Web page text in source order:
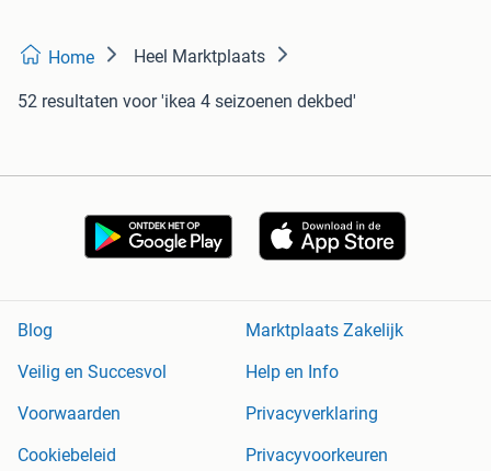
Home Heel Marktplaats
52 resultaten voor 'ikea 4 seizoenen dekbed'
Blog
Marktplaats Zakelijk
Veilig en Succesvol
Help en Info
Voorwaarden
Privacyverklaring
Cookiebeleid
Privacyvoorkeuren